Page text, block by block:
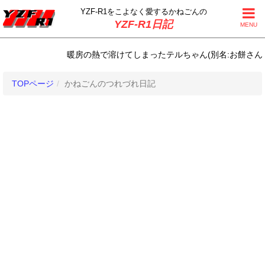
MENU
YZF-R1をこよなく 愛するかねごんの
YZF-R1日記
暖房の熱で溶けてしまったテルちゃん(別名:お餅さ
TOPページ かねごんのつれづれ日記